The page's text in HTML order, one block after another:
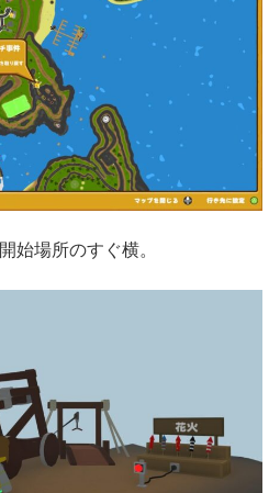
開始場所のすぐ横。